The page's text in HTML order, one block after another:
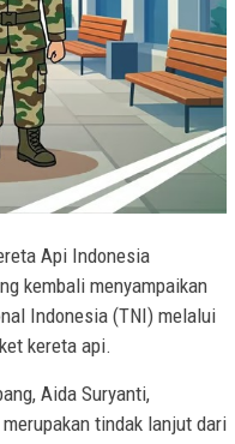
Api Indonesia
kembali menyampaikan
Indonesia (TNI) melalui
kereta api.
Aida Suryanti,
tindak lanjut dari